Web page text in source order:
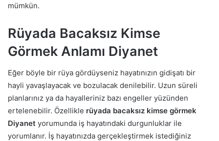
mümkün.
Rüyada Bacaksız Kimse
Görmek Anlamı Diyanet
Eğer böyle bir rüya gördüyseniz hayatınızın gidişatı bir
hayli yavaşlayacak ve bozulacak denilebilir. Uzun süreli
planlarınız ya da hayalleriniz bazı engeller yüzünden
ertelenebilir. Özellikle rüyada bacaksız kimse görmek
Diyanet yorumunda iş hayatındaki durgunluklar ile
yorumlanır. İş hayatınızda gerçekleştirmek istediğiniz